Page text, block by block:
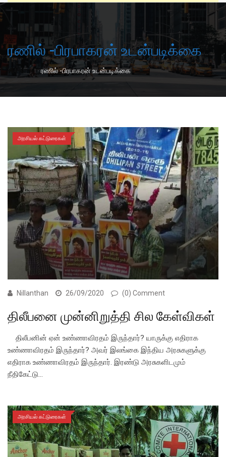
ரணில் -பிரபாகரன் உடன்படிக்கை
Home-ரணில் -பிரபாகரன் உடன்படிக்கை
அரசியல் கட்டுரைகள்
Nillanthan 26/09/2020 (0) Comment
திலீபனை முன்னிறுத்தி சில கேள்விகள்
திலீபனின் ஏன் உண்ணாவிரதம் இருந்தார்? யாருக்கு எதிராக
உண்ணாவிரதம் இருந்தார்? அவர் இலங்கை இந்திய அரசுகளுக்கு
எதிராக உண்ணாவிரதம் இருந்தார். இரண்டு அரசுகளிடமும்
நீதிகேட்டு…
அரசியல் கட்டுரைகள்